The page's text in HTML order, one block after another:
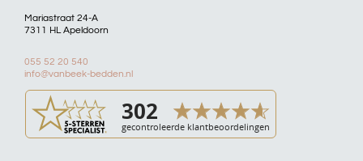
Mariastraat 24-A
7311 HL Apeldoorn
055 52 20 540
info@vanbeek-bedden.nl